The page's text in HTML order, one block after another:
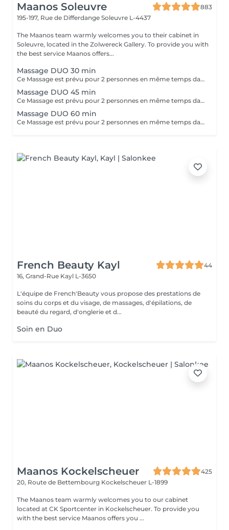
Maanos Soleuvre
883
195-197, Rue de Differdange Soleuvre L-4437
The Maanos team warmly welcomes you to their cabinet in
Soleuvre, located in the Zolwereck Gallery. To provide you with
the best service Maanos offers...
Massage DUO 30 min
Ce Massage est prévu pour 2 personnes en même temps dans notre cabine DUO (2 cabines séparées aussi possible sur demande en arrivant). Les 2 massages seront Sur Mesure, en fonction des envies et des besoins de chacun.
Massage DUO 45 min
Ce Massage est prévu pour 2 personnes en même temps dans notre cabine DUO (2 cabines séparées aussi possible sur demande en arrivant). Les 2 massages seront Sur Mesure, en fonction des envies et des besoins de chacun.
Massage DUO 60 min
Ce Massage est prévu pour 2 personnes en même temps dans notre cabine DUO (2 cabines séparées aussi possible sur demande en arrivant). Les 2 massages seront Sur Mesure, en fonction des envies et des besoins de chacun.
French Beauty Kayl
44
16, Grand-Rue Kayl L-3650
L'équipe de French'Beauty vous propose des prestations de
soins du corps et du visage, de massages, d'épilations, de
beauté du regard, d'onglerie et d...
Soin en Duo
Maanos Kockelscheuer
425
20, Route de Bettembourg Kockelscheuer L-1899
The Maanos team warmly welcomes you to our cabinet
located at CK Sportcenter in Kockelscheuer. To provide you
with the best service Maanos offers you ...